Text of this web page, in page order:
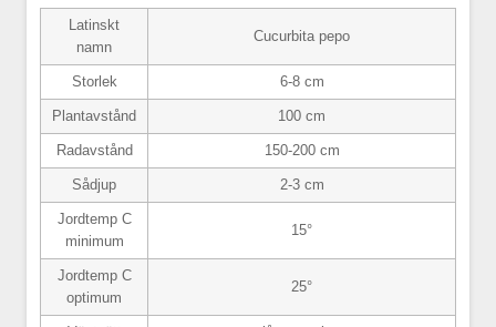
Latinskt
namn
Cucurbita pepo
Storlek 6-8 cm
Plantavstånd 100 cm
Radavstånd 150-200 cm
Sådjup 2-3 cm
Jordtemp C
minimum
15°
Jordtemp C
optimum
25°